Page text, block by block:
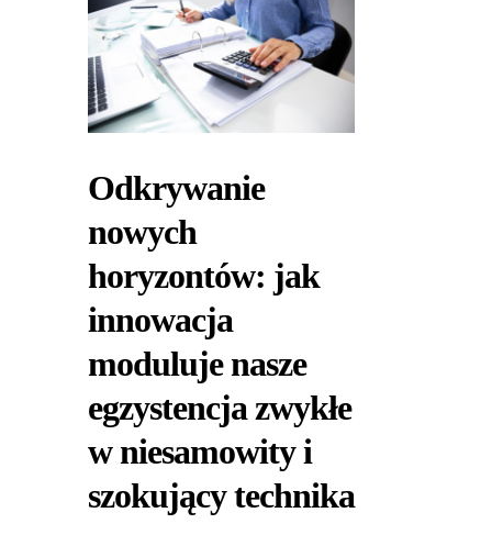
Odkrywanie
nowych
horyzontów: jak
innowacja
moduluje nasze
egzystencja zwykłe
w niesamowity i
szokujący technika